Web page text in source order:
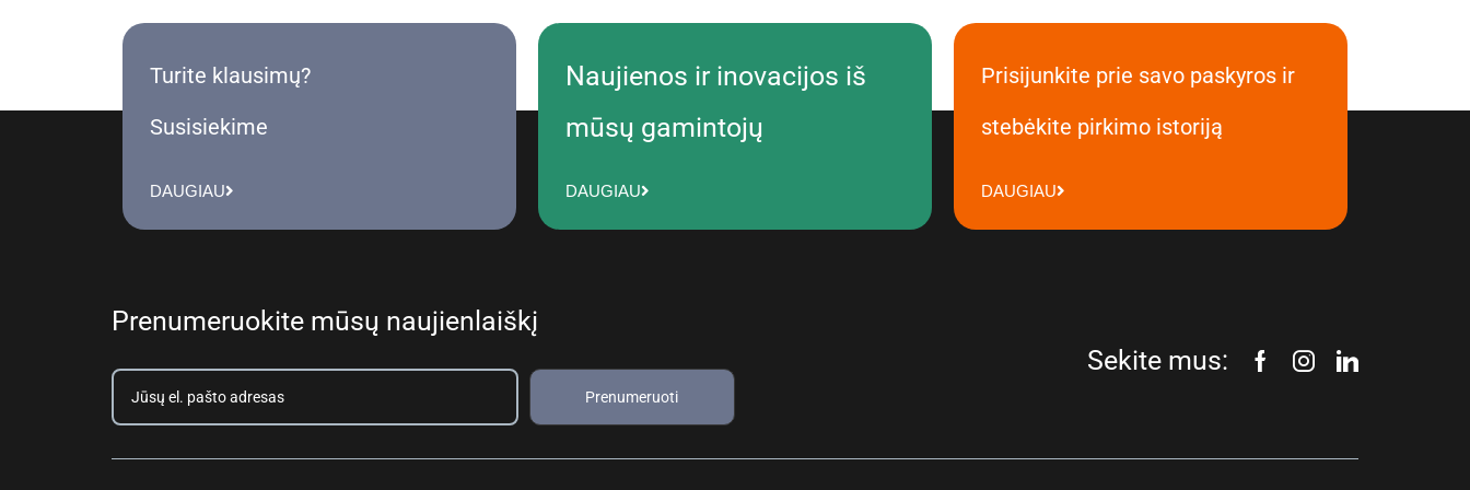
Turite klausimų?
Susisiekime
DAUGIAU
Naujienos ir inovacijos iš
mūsų gamintojų
DAUGIAU
Prisijunkite prie savo paskyros ir
stebėkite pirkimo istoriją
DAUGIAU
Prenumeruokite mūsų naujienlaiškį
Prenumeruoti
Sekite mus: